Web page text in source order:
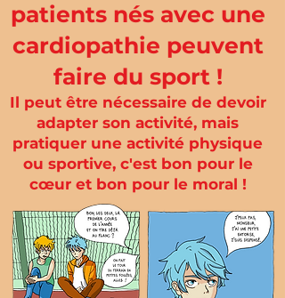
patients nés avec une
cardiopathie peuvent
faire du sport !
Il peut être nécessaire de devoir
adapter son activité, mais
pratiquer une activité physique
ou sportive, c'est bon pour le
cœur et bon pour le moral !